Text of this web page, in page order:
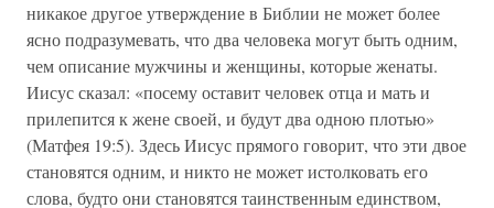
никакое другое утверждение в Библии не может более
ясно подразумевать, что два человека могут быть одним,
чем описание мужчины и женщины, которые женаты.
Иисус сказал: «посему оставит человек отца и мать и
прилепится к жене своей, и будут два одною плотью»
(Матфея 19:5). Здесь Иисус прямого говорит, что эти двое
становятся одним, и никто не может истолковать его
слова, будто они становятся таинственным единством,